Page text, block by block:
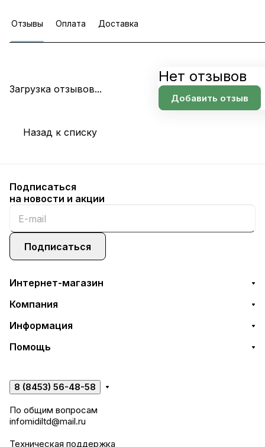
Отзывы Оплата Доставка
Загрузка отзывов...
Нет отзывов
Добавить отзыв
Назад к списку
Подписаться
на новости и акции
Подписаться
Интернет-магазин
Компания
Информация
Помощь
8 (8453) 56-48-58
По общим вопросам
infomidiltd@mail.ru
Техническая поддержка